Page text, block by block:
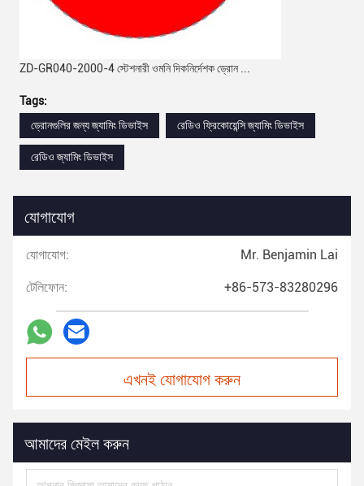
ZD-GR040-2000-4 স্টেশনারী ওমনি দিকনির্দেশক ড্রোন ...
Tags:
ড্রোনগুলির জন্য জ্যামিং ডিভাইস
রেডিও ফ্রিকোয়েন্সি জ্যামিং ডিভাইস
রেডিও জ্যামিং ডিভাইস
যোগাযোগ
যোগাযোগ: Mr. Benjamin Lai
টেলিফোন: +86-573-83280296
এখনই যোগাযোগ করুন
আমাদের মেইল করুন